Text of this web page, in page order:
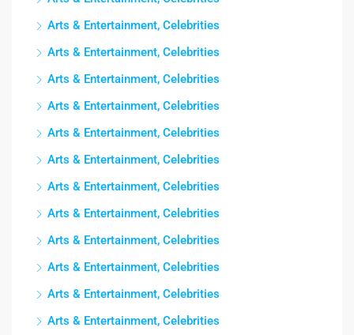
Arts & Entertainment, Celebrities
Arts & Entertainment, Celebrities
Arts & Entertainment, Celebrities
Arts & Entertainment, Celebrities
Arts & Entertainment, Celebrities
Arts & Entertainment, Celebrities
Arts & Entertainment, Celebrities
Arts & Entertainment, Celebrities
Arts & Entertainment, Celebrities
Arts & Entertainment, Celebrities
Arts & Entertainment, Celebrities
Arts & Entertainment, Celebrities